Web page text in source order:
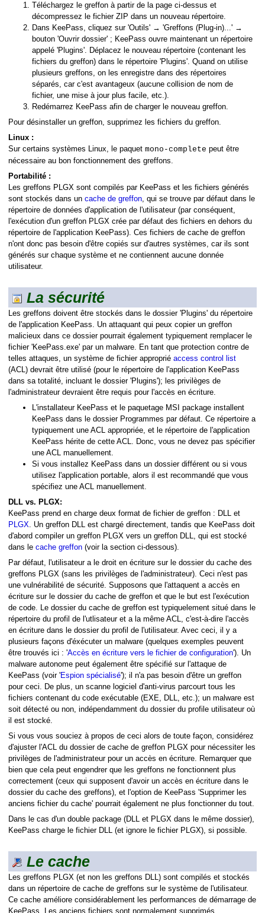
adresse (URL)
Téléchargez le greffon à partir de la page ci-dessus et
décompressez le fichier ZIP dans un nouveau répertoire.
Dans KeePass, cliquez sur 'Outils' → 'Greffons (Plug-in)...' →
bouton 'Ouvrir dossier' ; KeePass ouvre maintenant un répertoire
appelé 'Plugins'. Déplacez le nouveau répertoire (contenant les
fichiers du greffon) dans le répertoire 'Plugins'. Quand on utilise
plusieurs greffons, on les enregistre dans des répertoires
séparés, car c'est avantageux (aucune collision de nom de
fichier, une mise à jour plus facile, etc.).
Redémarrez KeePass afin de charger le nouveau greffon.
Pour désinstaller un greffon, supprimez les fichiers du greffon.
Linux :
Sur certains systèmes Linux, le paquet mono-complete peut être
nécessaire au bon fonctionnement des greffons.
Portabilité :
Les greffons PLGX sont compilés par KeePass et les fichiers générés
sont stockés dans un cache de greffon, qui se trouve par défaut dans le
répertoire de données d'application de l'utilisateur (par conséquent,
l'exécution d'un greffon PLGX crée par défaut des fichiers en dehors du
répertoire de l'application KeePass). Ces fichiers de cache de greffon
n'ont donc pas besoin d'être copiés sur d'autres systèmes, car ils sont
générés sur chaque système et ne contiennent aucune donnée
utilisateur.
La sécurité
Les greffons doivent être stockés dans le dossier 'Plugins' du répertoire
de l'application KeePass. Un attaquant qui peux copier un greffon
malicieux dans ce dossier pourrait également typiquement remplacer le
fichier 'KeePass.exe' par un malware. En tant que protection contre de
telles attaques, un système de fichier approprié access control list
(ACL) devrait être utilisé (pour le répertoire de l'application KeePass
dans sa totalité, incluant le dossier 'Plugins'); les privilèges de
l'administrateur devraient être requis pour l'accès en écriture.
L'installateur KeePass et le paquetage MSI package installent
KeePass dans le dossier Programmes par défaut. Ce répertoire a
typiquement une ACL appropriée, et le répertoire de l'application
KeePass hérite de cette ACL. Donc, vous ne devez pas spécifier
une ACL manuellement.
Si vous installez KeePass dans un dossier différent ou si vous
utilisez l'application portable, alors il est recommandé que vous
spécifiez une ACL manuellement.
DLL vs. PLGX:
KeePass prend en charge deux format de fichier de greffon : DLL et
PLGX. Un greffon DLL est chargé directement, tandis que KeePass doit
d'abord compiler un greffon PLGX vers un greffon DLL, qui est stocké
dans le cache greffon (voir la section ci-dessous).
Par défaut, l'utilisateur a le droit en écriture sur le dossier du cache des
greffons PLGX (sans les privilèges de l'administrateur). Ceci n'est pas
une vulnérabilité de sécurité. Supposons que l'attaquent a accès en
écriture sur le dossier du cache de greffon et que le but est l'exécution
de code. Le dossier du cache de greffon est typiquelement situé dans le
répertoire du profil de l'utlisateur et a la même ACL, c'est-à-dire l'accès
en écriture dans le dossier du profil de l'utilisateur. Avec ceci, il y a
plusieurs façons d'éxécuter un malware (quelques exemples peuvent
être trouvés ici : 'Accès en écriture vers le fichier de configuration'). Un
malware autonome peut également être spécifié sur l'attaque de
KeePass (voir 'Espion spécialisé'); il n'a pas besoin d'être un greffon
pour ceci. De plus, un scanne logiciel d'anti-virus parcourt tous les
fichiers contenant du code exécutable (EXE, DLL, etc.); un malware est
soit détecté ou non, indépendamment du dossier du profile utilisateur où
il est stocké.
Si vous vous souciez à propos de ceci alors de toute façon, considérez
d'ajuster l'ACL du dossier de cache de greffon PLGX pour nécessiter les
privilèges de l'administrateur pour un accès en écriture. Remarquer que
bien que cela peut engendrer que les greffons ne fonctionnent plus
correctement (ceux qui supposent d'avoir un accès en écriture dans le
dossier du cache des greffons), et l'option de KeePass 'Supprimer les
anciens fichier du cache' pourrait également ne plus fonctionner du tout.
Dans le cas d'un double package (DLL et PLGX dans le même dossier),
KeePass charge le fichier DLL (et ignore le fichier PLGX), si possible.
Le cache
Les greffons PLGX (et non les greffons DLL) sont compilés et stockés
dans un répertoire de cache de greffons sur le système de l'utilisateur.
Ce cache améliore considérablement les performances de démarrage de
KeePass. Les anciens fichiers sont normalement supprimés